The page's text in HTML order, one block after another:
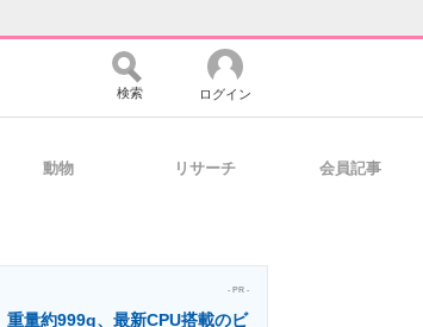
マーケ×ITの今がよく分かる
検索 ログイン
動物 リサーチ 会員記事
- PR -
重量約999g、最新CPU搭載のビ